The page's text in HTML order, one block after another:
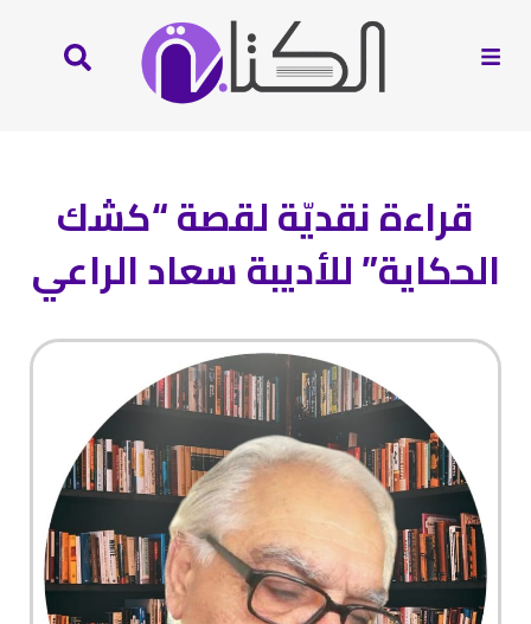
قراءة نقديّة لقصة “كشك
الحكاية” للأديبة سعاد الراعي